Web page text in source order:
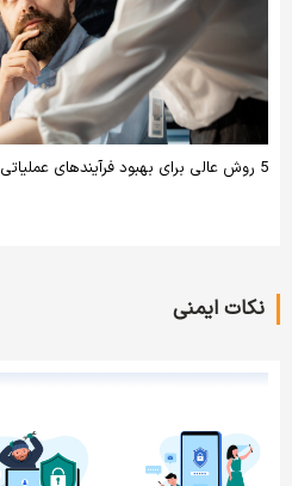
5 روش عالی برای بهبود فرآیندهای عملیاتی تحویل
نکات ایمنی